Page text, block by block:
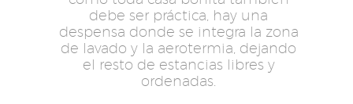
debe ser práctica, hay una
despensa donde se integra la zona
de lavado y la aerotermia, dejando
el resto de estancias libres y
ordenadas.